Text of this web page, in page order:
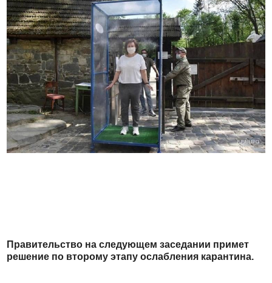
о
в
а
н
о
в
Правительство на следующем заседании примет
решение по второму этапу ослабления карантина.